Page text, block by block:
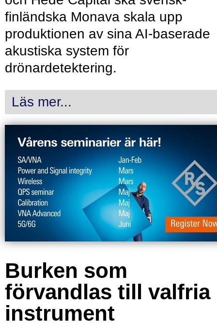
finländska Monava skala upp
produktionen av sina AI-baserade
akustiska system för
drönardetektering.
Läs mer...
Burken som
förvandlas till valfria
instrument